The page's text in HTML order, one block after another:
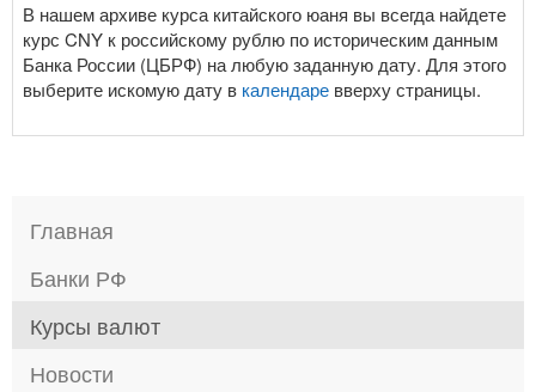
В нашем архиве курса китайского юаня вы всегда найдете
курс CNY к российскому рублю по историческим данным
Банка России (ЦБРФ) на любую заданную дату. Для этого
выберите искомую дату в календаре вверху страницы.
Главная
Банки РФ
Курсы валют
Новости